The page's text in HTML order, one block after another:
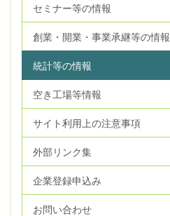
セミナー等の情報
創業・開業・事業承継等の情報
統計等の情報
空き工場等情報
サイト利用上の注意事項
外部リンク集
企業登録申込み
お問い合わせ